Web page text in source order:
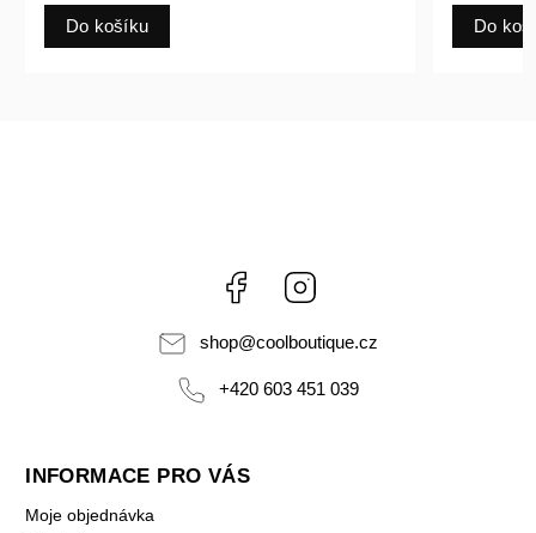
Do košíku Do košíku
Facebook
shop@coolboutique.cz
+420 603 451 039
INFORMACE PRO VÁS
Moje objednávka